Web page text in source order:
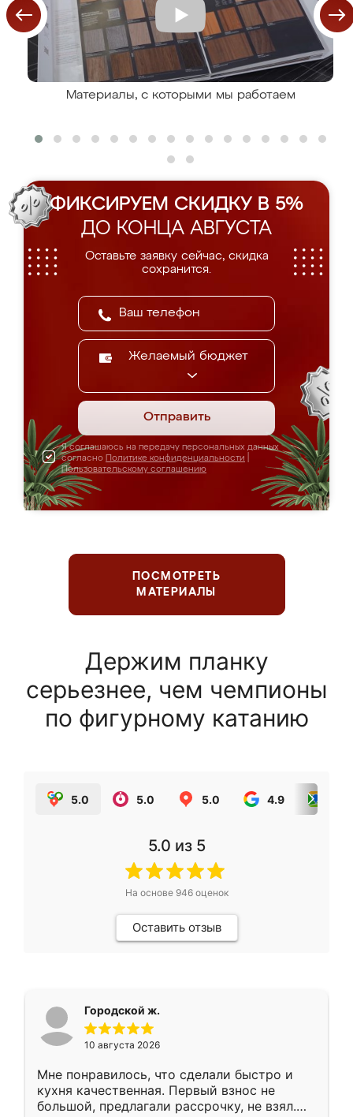
Материалы, с которыми мы работаем
ФИКСИРУЕМ СКИДКУ В 5%
ДО КОНЦА АВГУСТА
Оставьте заявку сейчас, скидка
сохранится.
Желаемый бюджет
Отправить
Я соглашаюсь на передачу персональных данных
согласно Политике конфиденциальности
Пользовательскому соглашению
ПОСМОТРЕТЬ
МАТЕРИАЛЫ
Держим планку
серьезнее, чем чемпионы
по фигурному катанию
5.0 5.0 5.0 4.9
5.0 из 5
На основе 946оценок
Оставить отзыв
Городской ж.
10 августа 2026
Мне понравилось, что сделали быстро и
кухня качественная. Первый взнос не
большой, предлагали рассрочку, не взял.